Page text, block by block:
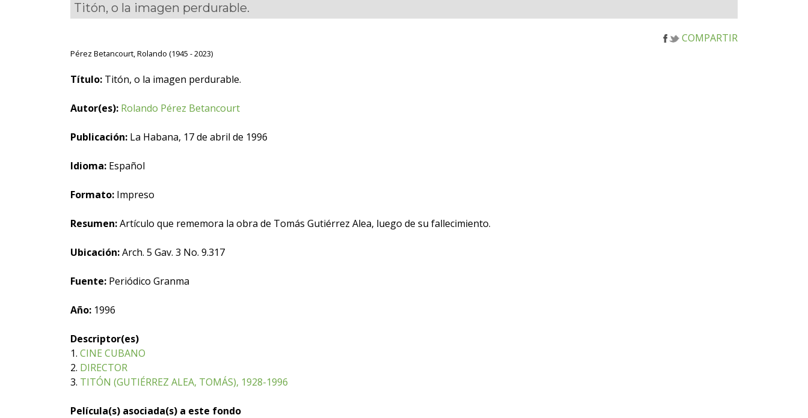
Titón, o la imagen perdurable.
COMPARTIR
Pérez Betancourt, Rolando (1945 - 2023)
Título: Titón, o la imagen perdurable.
Autor(es): Rolando Pérez Betancourt
Publicación: La Habana, 17 de abril de 1996
Idioma: Español
Formato: Impreso
Resumen:Artículo que rememora la obra de Tomás Gutiérrez Alea, luego de su fallecimiento.
Ubicación:Arch. 5 Gav. 3 No. 9.317
Fuente: Periódico Granma
Año: 1996
Descriptor(es)
1. CINE CUBANO
2. DIRECTOR
3. TITÓN (GUTIÉRREZ ALEA, TOMÁS), 1928-1996
Película(s) asociada(s) a este fondo